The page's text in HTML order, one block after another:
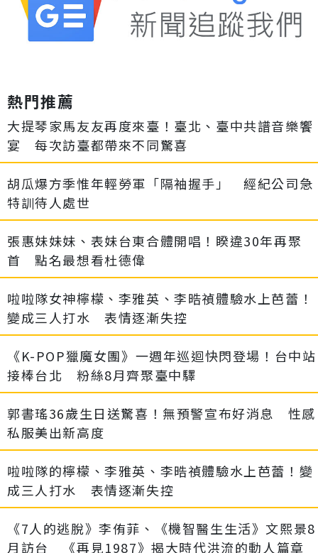
熱門推薦
大提琴家馬友友再度來臺！臺北、臺中共譜音樂饗
宴 每次訪臺都帶來不同驚喜
胡瓜爆方季惟年輕勞軍「隔袖握手」 經紀公司急
特訓待人處世
張惠妹妹妹、表妹台東合體開唱！睽違30年再聚
首 點名最想看杜德偉
啦啦隊女神檸檬、李雅英、李晧禎體驗水上芭蕾！
變成三人打水 表情逐漸失控
《K-POP獵魔女團》一週年巡迴快閃登場！台中站
接棒台北 粉絲8月齊聚臺中驛
郭書瑤36歲生日送驚喜！無預警宣布好消息 性感
私服美出新高度
啦啦隊的檸檬、李雅英、李晧禎體驗水上芭蕾！變
成三人打水 表情逐漸失控
《7人的逃脫》李侑菲、《機智醫生生活》文熙景8
月訪台 《再見1987》揭大時代洪流的動人篇章